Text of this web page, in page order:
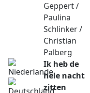
Geppert /
Paulina
Schlinker /
Christian
Palberg
Ik heb de
hele nacht
zitten